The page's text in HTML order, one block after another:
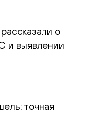
о
и выявлении
точная